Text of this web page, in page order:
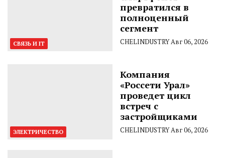
СВЯЗЬ И IT
превратился в
полноценный
сегмент
CHELINDUSTRYАвг 06, 2026
ЭЛЕКТРИЧЕСТВО
Компания
«Россети Урал»
проведет цикл
встреч с
застройщиками
CHELINDUSTRYАвг 06, 2026